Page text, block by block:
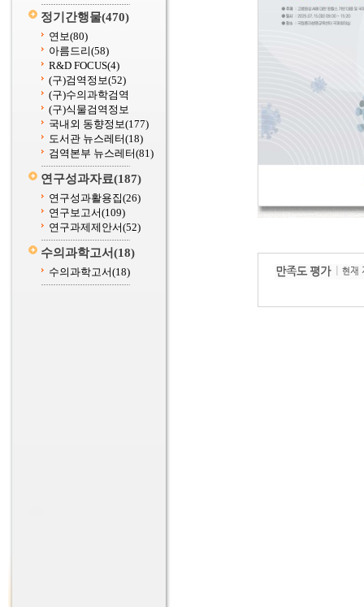
정기간행물(470)
연보(80)
아름드리(58)
R&D FOCUS(4)
(구)검역정보(52)
(구)수의과학검역
(구)식물검역정보
국내외 동향정보(177)
도서관 뉴스레터(18)
검역본부 뉴스레터(81)
연구성과자료(187)
연구성과활용집(26)
연구보고서(109)
연구과제제안서(52)
수의과학고서(18)
수의과학고서(18)